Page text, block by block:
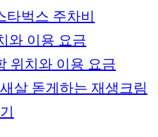
벅스 주차비
와 이용 요금
위치와 이용 요금
살 돋게하는 재생크림